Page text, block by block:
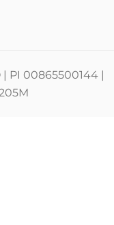
PI 00865500144 |